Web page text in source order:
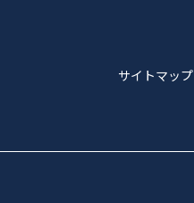
サイトマップ